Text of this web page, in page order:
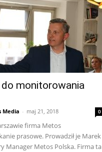
do monitorowania
Media - maj 21, 2018 0
firma Metos
prasowe. Prowadził je Marek
Manager Metos Polska. Firma ta